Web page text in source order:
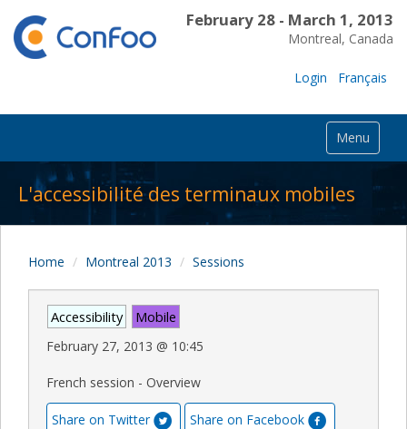
February 28 - March 1, 2013
Montreal, Canada
Login Français
Menu
L'accessibilité des terminaux mobiles
Home Montreal 2013 Sessions
Accessibility Mobile
February 27, 2013 @ 10:45
French session - Overview
Share on Twitter Share on Facebook